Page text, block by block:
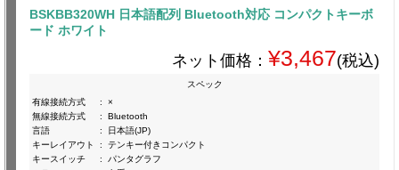
BSKBB320WH 日本語配列 Bluetooth対応 コンパクトキーボ
ード ホワイト
ネット価格： ¥3,467(税込)
スペック
有線接続方式
:
×
無線接続方式
:
Bluetooth
言語
:
日本語(JP)
キーレイアウト
:
テンキー付きコンパクト
キースイッチ
:
パンタグラフ